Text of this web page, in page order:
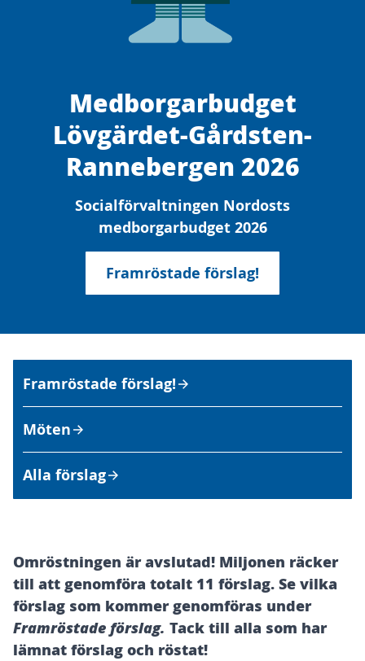
Medborgarbudget
Lövgärdet-Gårdsten-
Rannebergen 2026
Socialförvaltningen Nordosts
medborgarbudget 2026
Framröstade förslag!
Omröstningen är avslutad! Miljonen räcker
till att genomföra totalt 11 förslag. Se vilka
förslag som kommer genomföras under
Framröstade förslag. Tack till alla som har
lämnat förslag och röstat!
Framröstade förslag!
Möten
Alla förslag